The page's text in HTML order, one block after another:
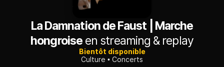
La Damnation de Faust | Marche
hongroiseen streaming & replay
Bientôt disponible
Culture
Concerts